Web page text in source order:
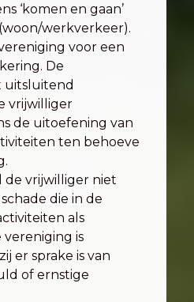
‘komen en gaan’
werkverkeer).
voor een
De
uitsluitend
vrijwilliger
de uitoefening van
ten behoeve
de vrijwilliger niet
die in de
als
vereniging is
er sprake is van
of ernstige